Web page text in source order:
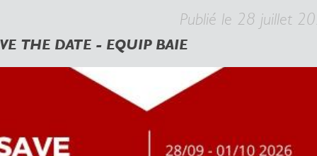
Publié le 28 juillet
THE DATE - EQUIP BAIE